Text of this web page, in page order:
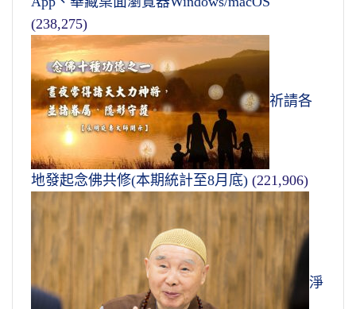
(238,275)
祈請各
地發起念佛共修(本期統計至8月底) (221,906)
淨